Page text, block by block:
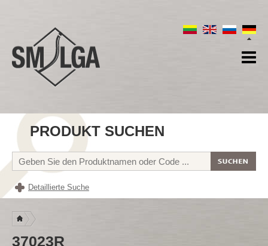
PRODUKT SUCHEN
Detaillierte Suche
37023R